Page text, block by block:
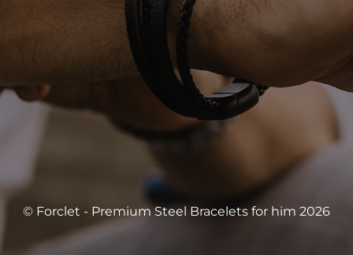
© Forclet - Premium Steel Bracelets for him 2026